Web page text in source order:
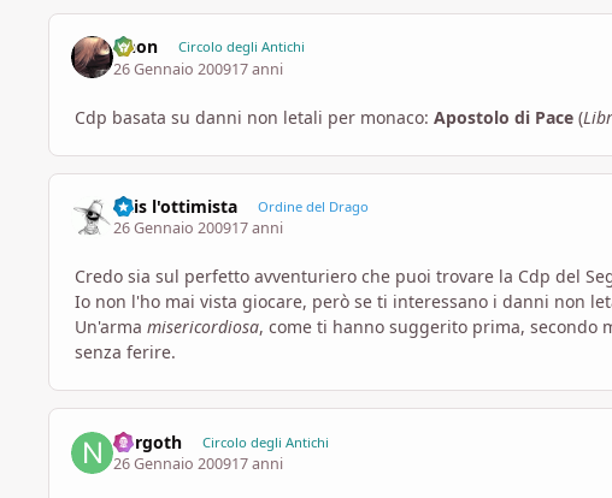
Ghon Circolo degli Antichi
26 Gennaio 200917 anni
Cdp basata su danni non letali per monaco: Apostolo di Pace (
Otis l'ottimista Ordine del Drago
26 Gennaio 200917 anni
Credo sia sul perfetto avventuriero che puoi trovare la Cdp del
Io non l'ho mai vista giocare, però se ti interessano i danni non
Un'arma misericordiosa, come ti hanno suggerito prima, secondo
senza ferire.
norgoth Circolo degli Antichi
26 Gennaio 200917 anni